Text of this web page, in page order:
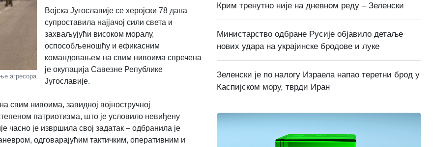
агресора
Војска Југославије се херојски 78 дана
супроставила најјачој сили света и
захваљујући високом моралу,
оспособљеношћу и ефикасним
командовањем на свим нивоима спречена
је окупација Савезне Републике
Југославије.
свим нивоима, завидној војностручној
патриотизма, што је условило невиђену
часно је извршила свој задатак – одбранила је
одговарајућим тактичким, оперативним и
Крим тренутно није на дневном реду – Зеленски
Министарство одбране Русије објавило детаље
нових удара на украјинске бродове и луке
Зеленски је по налогу Израела напао теретни брод у
Каспијском мору, тврди Иран